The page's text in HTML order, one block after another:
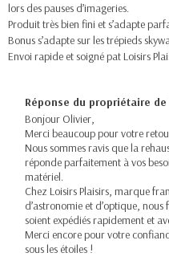
lors des pauses d’imageries.
Produit très bien fini et s’adapte
Bonus s’adapte sur les trépieds
Envoi rapide et soigné pat Loisirs
Réponse du propriétaire
Bonjour Olivier,
Merci beaucoup pour votre
Nous sommes ravis que la
réponde parfaitement à vos
matériel.
Chez Loisirs Plaisirs, marque
d’astronomie et d’optique,
soient expédiés rapidement et
Merci encore pour votre
sous les étoiles !